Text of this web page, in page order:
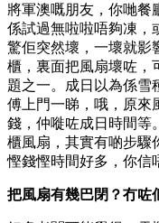
將軍澳嘅朋友，你哋餐
係試過無啦啦唔夠凍，
驚佢突然壞，一壞就影
櫃，裏面把風扇壞咗，
題之一。成日以為係雪
傅上門一睇，哦，原來
錢，仲嘥咗成日時間等
櫃風扇，其實有啲步驟
慳錢慳時間好多，你信
把風扇有幾巴閉？冇咗